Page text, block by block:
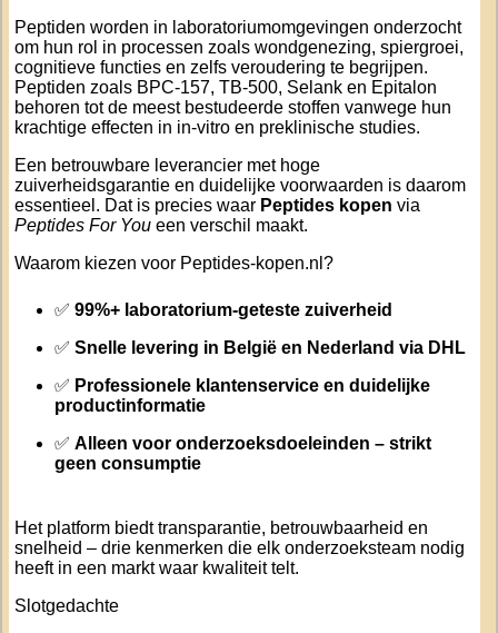
Peptiden worden in laboratoriumomgevingen onderzocht
om hun rol in processen zoals wondgenezing, spiergroei,
cognitieve functies en zelfs veroudering te begrijpen.
Peptiden zoals BPC-157, TB-500, Selank en Epitalon
behoren tot de meest bestudeerde stoffen vanwege hun
krachtige effecten in in-vitro en preklinische studies.
Een betrouwbare leverancier met hoge
zuiverheidsgarantie en duidelijke voorwaarden is daarom
essentieel. Dat is precies waar Peptides kopen via
Peptides For Youeen verschil maakt.
Waarom kiezen voor Peptides-kopen.nl?
✅ 99%+ laboratorium-geteste zuiverheid
✅ Snelle levering in België en Nederland via DHL
✅ Professionele klantenservice en duidelijke
productinformatie
✅ Alleen voor onderzoeksdoeleinden – strikt
geen consumptie
Het platform biedt transparantie, betrouwbaarheid en
snelheid – drie kenmerken die elk onderzoeksteam nodig
heeft in een markt waar kwaliteit telt.
Slotgedachte